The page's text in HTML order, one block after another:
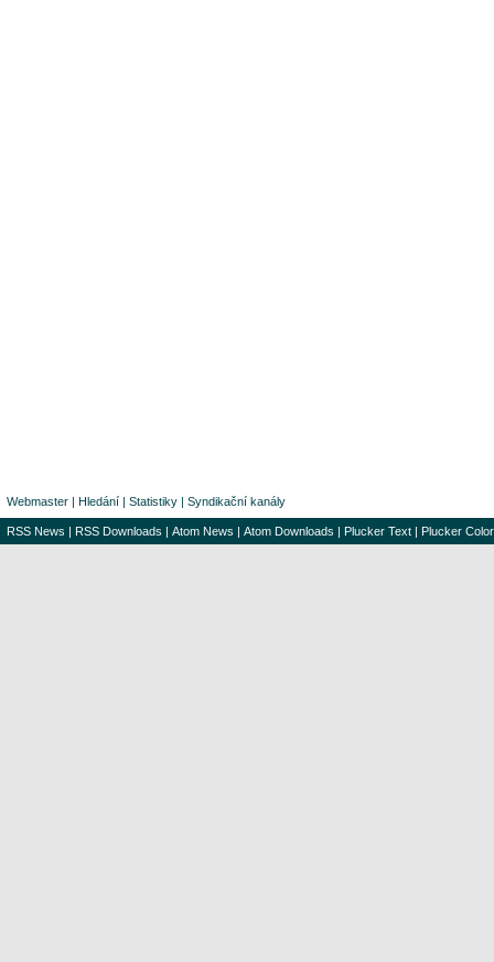
Webmaster | Hledání | Statistiky | Syndikační kanály
RSS News | RSS Downloads | Atom News | Atom Downloads | Plucker Text | Plucker Color